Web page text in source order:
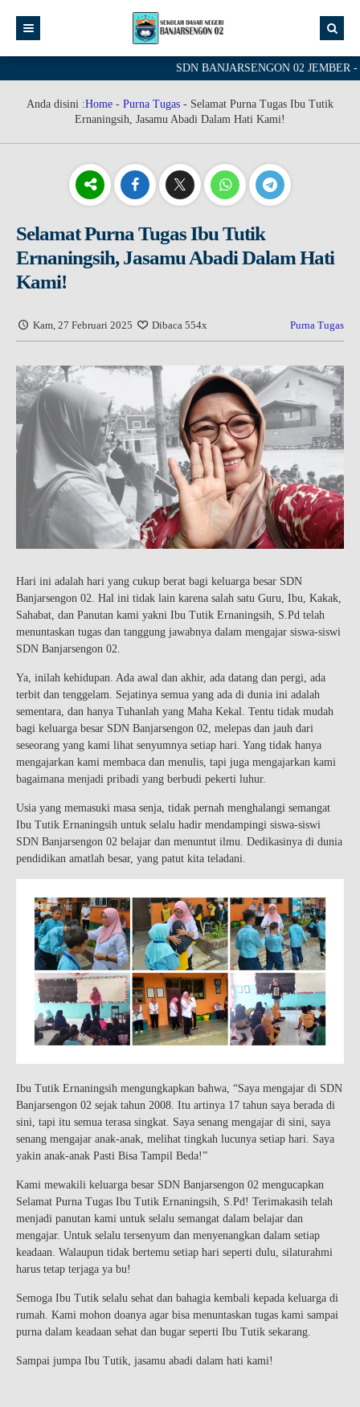
SDN BANJARSENGON 02 JEMBER -
Anda disini :Home - Purna Tugas - Selamat Purna Tugas Ibu Tutik
Ernaningsih, Jasamu Abadi Dalam Hati Kami!
Selamat Purna Tugas Ibu Tutik
Ernaningsih, Jasamu Abadi Dalam Hati
Kami!
Kam, 27 Februari 2025 Dibaca 554x Purna Tugas
Hari ini adalah hari yang cukup berat bagi keluarga besar SDN
Banjarsengon 02. Hal ini tidak lain karena salah satu Guru, Ibu, Kakak,
Sahabat, dan Panutan kami yakni Ibu Tutik Ernaningsih, S.Pd telah
menuntaskan tugas dan tanggung jawabnya dalam mengajar siswa-siswi
SDN Banjarsengon 02.
Ya, inilah kehidupan. Ada awal dan akhir, ada datang dan pergi, ada
terbit dan tenggelam. Sejatinya semua yang ada di dunia ini adalah
sementara, dan hanya Tuhanlah yang Maha Kekal. Tentu tidak mudah
bagi keluarga besar SDN Banjarsengon 02, melepas dan jauh dari
seseorang yang kami lihat senyumnya setiap hari. Yang tidak hanya
mengajarkan kami membaca dan menulis, tapi juga mengajarkan kami
bagaimana menjadi pribadi yang berbudi pekerti luhur.
Usia yang memasuki masa senja, tidak pernah menghalangi semangat
Ibu Tutik Ernaningsih untuk selalu hadir mendampingi siswa-siswi
SDN Banjarsengon 02 belajar dan menuntut ilmu. Dedikasinya di dunia
pendidikan amatlah besar, yang patut kita teladani.
Ibu Tutik Ernaningsih mengungkapkan bahwa, “Saya mengajar di SDN
Banjarsengon 02 sejak tahun 2008. Itu artinya 17 tahun saya berada di
sini, tapi itu semua terasa singkat. Saya senang mengajar di sini, saya
senang mengajar anak-anak, melihat tingkah lucunya setiap hari. Saya
yakin anak-anak Pasti Bisa Tampil Beda!”
Kami mewakili keluarga besar SDN Banjarsengon 02 mengucapkan
Selamat Purna Tugas Ibu Tutik Ernaningsih, S.Pd! Terimakasih telah
menjadi panutan kami untuk selalu semangat dalam belajar dan
mengajar. Untuk selalu tersenyum dan menyenangkan dalam setiap
keadaan. Walaupun tidak bertemu setiap hari seperti dulu, silaturahmi
harus tetap terjaga ya bu!
Semoga Ibu Tutik selalu sehat dan bahagia kembali kepada keluarga di
rumah. Kami mohon doanya agar bisa menuntaskan tugas kami sampai
purna dalam keadaan sehat dan bugar seperti Ibu Tutik sekarang.
Sampai jumpa Ibu Tutik, jasamu abadi dalam hati kami!